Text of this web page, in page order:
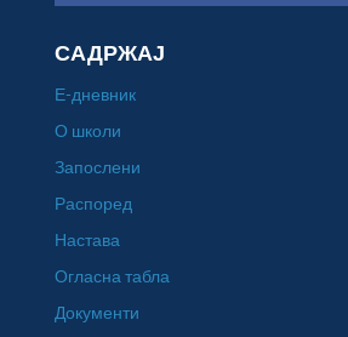
САДРЖАЈ
Е-дневник
О школи
Запослени
Распоред
Настава
Огласна табла
Документи